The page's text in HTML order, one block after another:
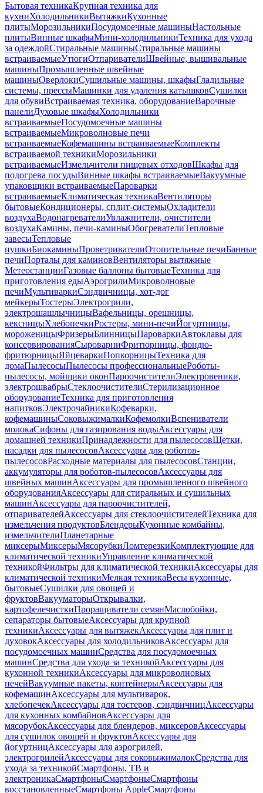
Бытовая техникаКрупная техника для
кухниХолодильникиВытяжкиКухонные
плитыМорозильникиПосудомоечные машиныНастольные
плитыВинные шкафыМини-холодильникиТехника для ухода
за одеждойСтиральные машиныСтиральные машины
встраиваемыеУтюгиОтпаривателиШвейные, вышивальные
машиныПромышленные швейные
машиныОверлокиСушильные машины, шкафыГладильные
системы, прессыМашинки для удаления катышковСушилки
для обувиВстраиваемая техника, оборудованиеВарочные
панелиДуховые шкафыХолодильники
встраиваемыеПосудомоечные машины
встраиваемыеМикроволновые печи
встраиваемыеКофемашины встраиваемыеКомплекты
встраиваемой техникиМорозильники
встраиваемыеИзмельчители пищевых отходовШкафы для
подогрева посудыВинные шкафы встраиваемыеВакуумные
упаковщики встраиваемыеПароварки
встраиваемыеКлиматическая техникаВентиляторы
бытовыеКондиционеры, сплит-системыОхладители
воздухаВодонагревателиУвлажнители, очистители
воздухаКамины, печи-каминыОбогревателиТепловые
завесыТепловые
пушкиБиокаминыПроветривателиОтопительные печиБанные
печиПорталы для каминовВентиляторы вытяжные
МетеостанцииГазовые баллоны бытовыеТехника для
приготовления едыАэрогрилиМикроволновые
печиМультиваркиСэндвичницы, хот-дог
мейкерыТостерыЭлектрогрили,
электрошашлычницыВафельницы, орешницы,
кексницыХлебопечкиРостеры, мини-печиЙогуртницы,
мороженицыФризерыБлинницыПароваркиАвтоклавы для
консервированияСыроварниФритюрницы, фондю-
фритюрницыЯйцеваркиПопкорницыТехника для
домаПылесосыПылесосы профессиональныеРоботы-
пылесосы, мойщики оконПароочистителиЭлектровеники,
электрошвабрыСтеклоочистителиСтерилизационное
оборудованиеТехника для приготовления
напитковЭлектрочайникиКофеварки,
кофемашиныСоковыжималкиКофемолкиВспениватели
молокаСифоны для газирования водыАксессуары для
домашней техникиПринадлежности для пылесосовЩетки,
насадки для пылесосовАксессуары для роботов-
пылесосовРасходные материалы для пылесосовСтанции,
аккумуляторы для роботов-пылесосовАксессуары для
швейных машинАксессуары для промышленного швейного
оборудованияАксессуары для стиральных и сушильных
машинАксессуары для пароочистителей,
отпаривателейАксессуары для стеклоочистителейТехника для
измельчения продуктовБлендерыКухонные комбайны,
измельчителиПланетарные
миксерыМиксерыМясорубкиЛомтерезкиКомплектующие для
климатической техникиУправление климатической
техникойФильтры для климатической техникиАксессуары для
климатической техникиМелкая техникаВесы кухонные,
бытовыеСушилки для овощей и
фруктовВакууматорыОткрывалки,
картофелечисткиПроращиватели семянМаслобойки,
сепараторы бытовыеАксессуары для крупной
техникиАксессуары для вытяжекАксессуары для плит и
духовокАксессуары для холодильниковАксессуары для
посудомоечных машинСредства для посудомоечных
машинСредства для ухода за техникойАксессуары для
кухонной техникиАксессуары для микроволновых
печейВакуумные пакеты, контейнерыАксессуары для
кофемашинАксессуары для мультиварок,
хлебопечекАксессуары для тостеров, сэндвичницАксессуары
для кухонных комбайновАксессуары для
мясорубокАксессуары для блендеров, миксеровАксессуары
для сушилок овощей и фруктовАксессуары для
йогуртницАксессуары для аэрогрилей,
электрогрилейАксессуары для соковыжималокСредства для
ухода за техникойСмартфоны, ТВ и
электроникаСмартфоныСмартфоныСмартфоны
восстановленныеСмартфоны AppleСмартфоны